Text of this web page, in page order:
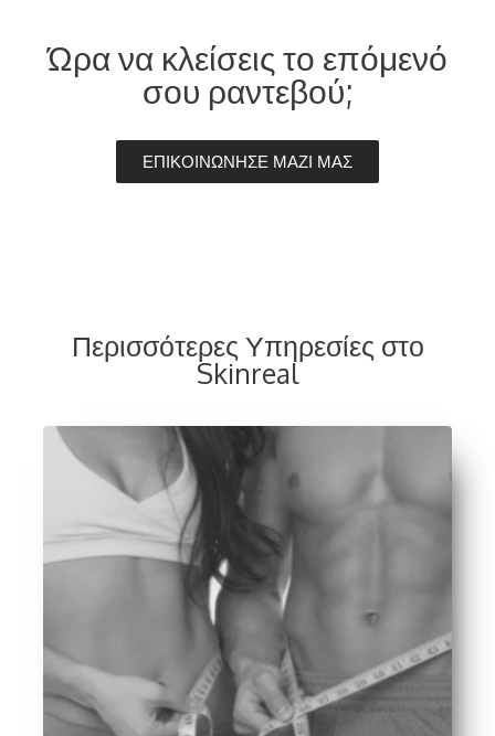
Ώρα να κλείσεις το επόμενό
σου ραντεβού;
ΕΠΙΚΟΙΝΩΝΗΣΕ ΜΑΖΙ ΜΑΣ
Περισσότερες Υπηρεσίες στο
Skinreal